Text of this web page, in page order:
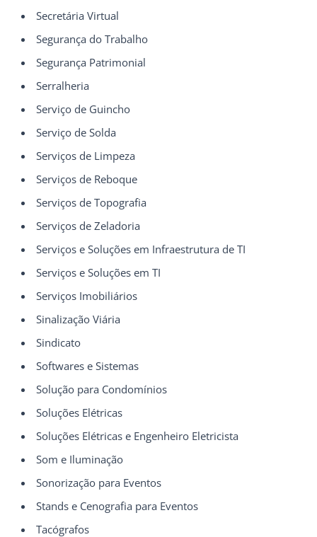
Secretária Virtual
Segurança do Trabalho
Segurança Patrimonial
Serralheria
Serviço de Guincho
Serviço de Solda
Serviços de Limpeza
Serviços de Reboque
Serviços de Topografia
Serviços de Zeladoria
Serviços e Soluções em Infraestrutura de TI
Serviços e Soluções em TI
Serviços Imobiliários
Sinalização Viária
Sindicato
Softwares e Sistemas
Solução para Condomínios
Soluções Elétricas
Soluções Elétricas e Engenheiro Eletricista
Som e Iluminação
Sonorização para Eventos
Stands e Cenografia para Eventos
Tacógrafos